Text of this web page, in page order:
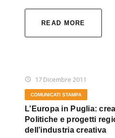
READ MORE
17 Dicembre 2011
COMUNICATI STAMPA
L’Europa in Puglia:
Politiche e progetti
dell’industria creativa